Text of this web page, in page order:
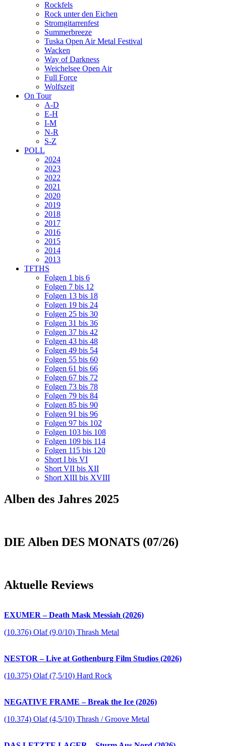
Rockfels
Rock unter den Eichen
Stromgitarrenfest
Summerbreeze
Tuska Open Air Metal Festival
Wacken
Way of Darkness
Weichelsee Open Air
Full Force
Wolfszeit
On Tour
A-D
E-H
I-M
N-R
S-Z
POLL
2024
2023
2022
2021
2020
2019
2018
2017
2016
2015
2014
2013
TFTHS
Folgen 1 bis 6
Folgen 7 bis 12
Folgen 13 bis 18
Folgen 19 bis 24
Folgen 25 bis 30
Folgen 31 bis 36
Folgen 37 bis 42
Folgen 43 bis 48
Folgen 49 bis 54
Folgen 55 bis 60
Folgen 61 bis 66
Folgen 67 bis 72
Folgen 73 bis 78
Folgen 79 bis 84
Folgen 85 bis 90
Folgen 91 bis 96
Folgen 97 bis 102
Folgen 103 bis 108
Folgen 109 bis 114
Folgen 115 bis 120
Short I bis VI
Short VII bis XII
Short XIII bis XVIII
Alben des Jahres 2025
DIE Alben DES MONATS (07/26)
Aktuelle Reviews
EXUMER – Death Mask Messiah (2026)
(10.376) Olaf (9,0/10) Thrash Metal
NESTOR – Live at Gothenburg Film Studios (2026)
(10.375) Olaf (7,5/10) Hard Rock
NEGATIVE FRAME – Break the Ice (2026)
(10.374) Olaf (4,5/10) Thrash / Groove Metal